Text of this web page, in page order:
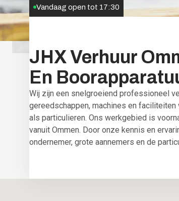
JHXVerhuur
En
Wij zijn een snelgroeiend professioneel
gereedschappen, machines en
als particulieren. Ons werkgebied is
vanuit Ommen. Door onze kennis en
ondernemer, grote aannemers en de
Vandaag open tot 17:30